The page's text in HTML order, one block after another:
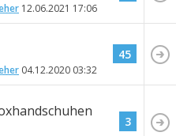
12.06.2021 17:06
04.12.2020 03:32
45
3